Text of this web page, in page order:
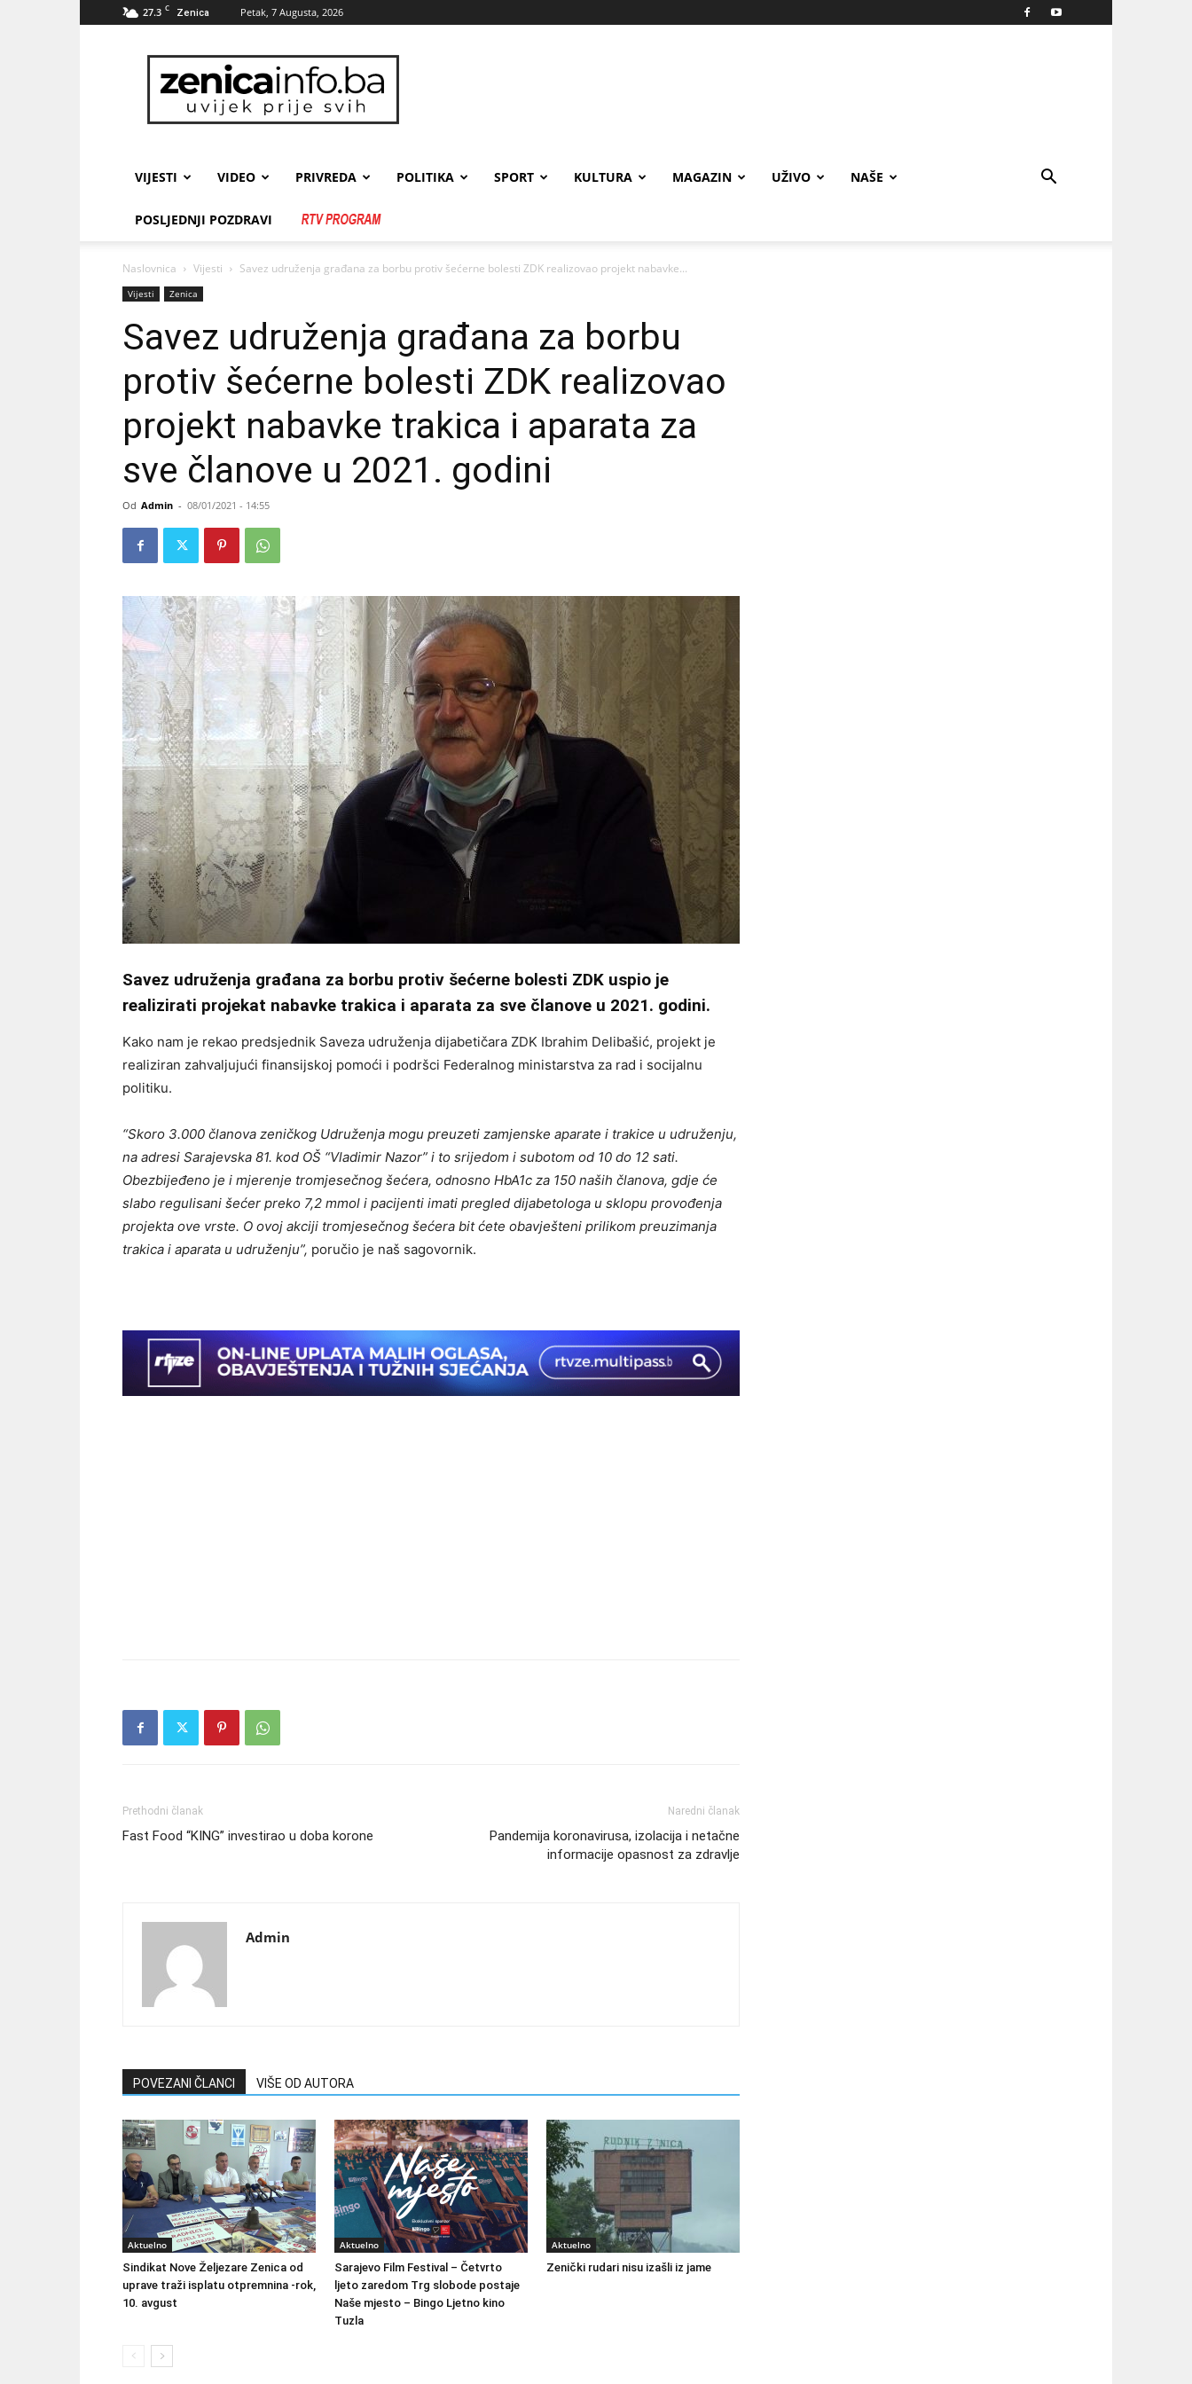
27.3 C Zenica Petak, 7 Augusta, 2026
zenicainfo.ba
VIJESTI VIDEO PRIVREDA POLITIKA SPORT KULTURA MAGAZIN UŽIVO NAŠE
POSLJEDNJI POZDRAVI
Naslovnica Vijesti Savez udruženja građana za borbu protiv šećerne bolesti ZDK realizovao projekt nabavke...
Vijesti Zenica
Savez udruženja građana za borbu
protiv šećerne bolesti ZDK realizovao
projekt nabavke trakica i aparata za
sve članove u 2021. godini
Od Admin - 08/01/2021 - 14:55
Savez udruženja građana za borbu protiv šećerne bolesti ZDK uspio je
realizirati projekat nabavke trakica i aparata za sve članove u 2021. godini.
Kako nam je rekao predsjednik Saveza udruženja dijabetičara ZDK Ibrahim Delibašić, projekt je
realiziran zahvaljujući finansijskoj pomoći i podršci Federalnog ministarstva za rad i socijalnu
politiku.
“Skoro 3.000 članova zeničkog Udruženja mogu preuzeti zamjenske aparate i trakice u udruženju,
na adresi Sarajevska 81. kod OŠ “Vladimir Nazor” i to srijedom i subotom od 10 do 12 sati.
Obezbijeđeno je i mjerenje tromjesečnog šećera, odnosno HbA1c za 150 naših članova, gdje će
slabo regulisani šećer preko 7,2 mmol i pacijenti imati pregled dijabetologa u sklopu provođenja
projekta ove vrste. O ovoj akciji tromjesečnog šećera bit ćete obavješteni prilikom preuzimanja
trakica i aparata u udruženju”, poručio je naš sagovornik.
Prethodni članak
Fast Food “KING” investirao u doba korone
Naredni članak
Pandemija koronavirusa, izolacija i netačne
informacije opasnost za zdravlje
Admin
POVEZANI ČLANCI VIŠE OD AUTORA
Aktuelno
Sindikat Nove Željezare Zenica od
uprave traži isplatu otpremnina -rok,
10. avgust
Aktuelno
Sarajevo Film Festival – Četvrto
ljeto zaredom Trg slobode postaje
Naše mjesto – Bingo Ljetno kino
Tuzla
Aktuelno
Zenički rudari nisu izašli iz jame